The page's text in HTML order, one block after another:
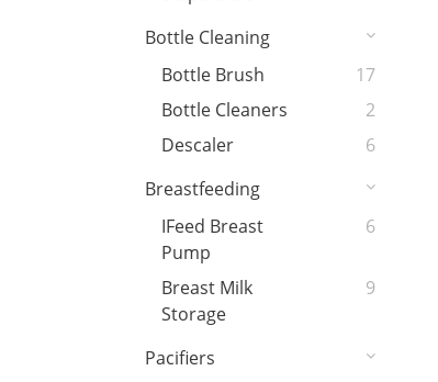
Bottle Cleaning
Bottle Brush
17
Bottle Cleaners
2
Descaler
6
Breastfeeding
IFeed Breast
Pump
6
Breast Milk
Storage
9
Pacifiers